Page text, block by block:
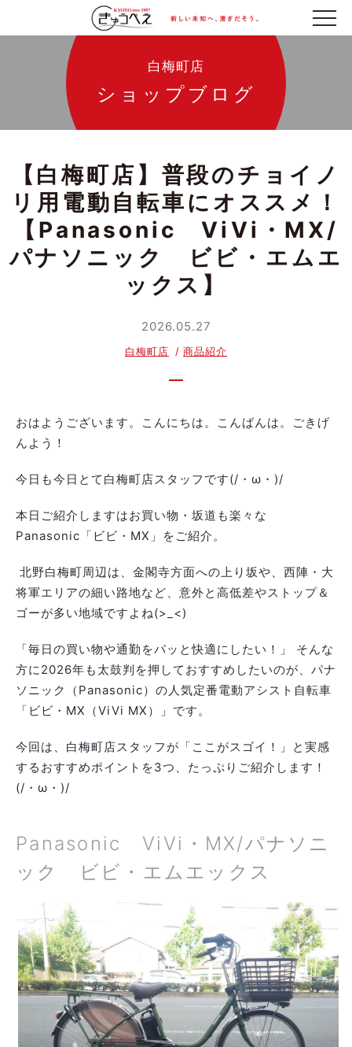
白梅町店
ショップブログ
【白梅町店】普段のチョイノ
リ用電動自転車にオススメ！
【Panasonic ViVi・MX/
パナソニック ビビ・エムエ
ックス】
2026.05.27
白梅町店 商品紹介
おはようございます。こんにちは。こんばんは。ごきげ
んよう！
今日も今日とて白梅町店スタッフです(/・ω・)/
本日ご紹介しますはお買い物・坂道も楽々な
Panasonic「ビビ・MX」をご紹介。
北野白梅町周辺は、金閣寺方面への上り坂や、西陣・大
将軍エリアの細い路地など、意外と高低差やストップ＆
ゴーが多い地域ですよね(>_<)
「毎日の買い物や通勤をパッと快適にしたい！」 そんな
方に2026年も太鼓判を押しておすすめしたいのが、パナ
ソニック（Panasonic）の人気定番電動アシスト自転車
「ビビ・MX（ViVi MX）」です。
今回は、白梅町店スタッフが「ここがスゴイ！」と実感
するおすすめポイントを3つ、たっぷりご紹介します！
(/・ω・)/
Panasonic ViVi・MX/パナソニ
ック ビビ・エムエックス